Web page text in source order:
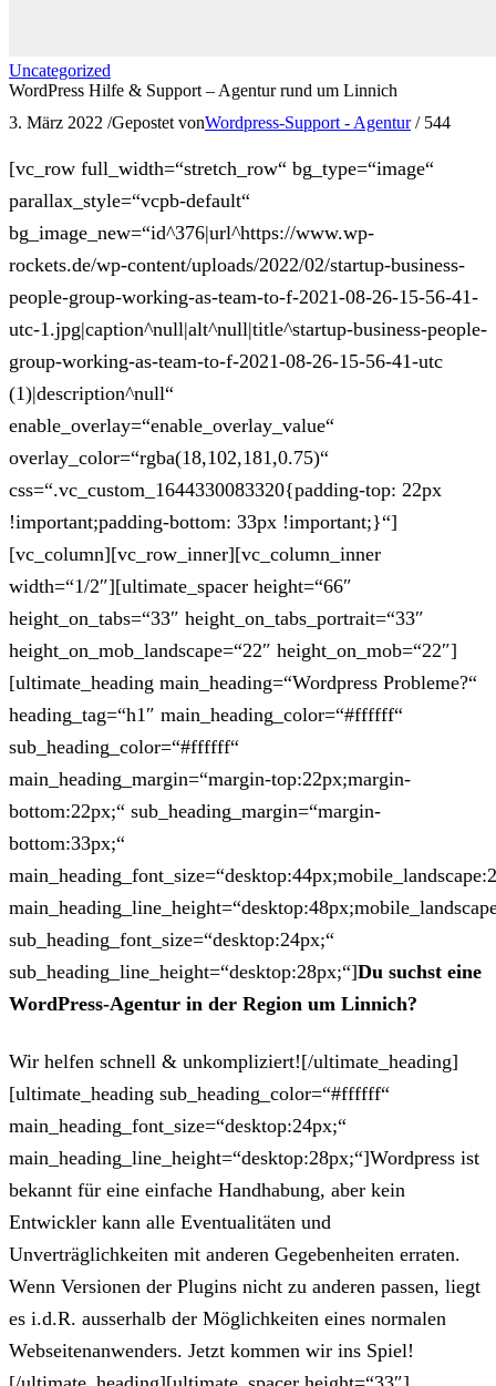
Uncategorized
WordPress Hilfe & Support – Agentur rund um Linnich
3. März 2022 /Gepostet vonWordpress-Support - Agentur / 544
[vc_row full_width=“stretch_row“ bg_type=“image“
parallax_style=“vcpb-default“
bg_image_new=“id^376|url^https://www.wp-
rockets.de/wp-content/uploads/2022/02/startup-business-
people-group-working-as-team-to-f-2021-08-26-15-56-41-
utc-1.jpg|caption^null|alt^null|title^startup-business-people-
group-working-as-team-to-f-2021-08-26-15-56-41-utc
(1)|description^null“
enable_overlay=“enable_overlay_value“
overlay_color=“rgba(18,102,181,0.75)“
css=“.vc_custom_1644330083320{padding-top: 22px
!important;padding-bottom: 33px !important;}“]
[vc_column][vc_row_inner][vc_column_inner
width=“1/2″][ultimate_spacer height=“66″
height_on_tabs=“33″ height_on_tabs_portrait=“33″
height_on_mob_landscape=“22″ height_on_mob=“22″]
[ultimate_heading main_heading=“Wordpress Probleme?“
heading_tag=“h1″ main_heading_color=“#ffffff“
sub_heading_color=“#ffffff“
main_heading_margin=“margin-top:22px;margin-
bottom:22px;“ sub_heading_margin=“margin-
bottom:33px;“
sub_heading_font_size=“desktop:24px;“
sub_heading_line_height=“desktop:28px;“]Du suchst eine
WordPress-Agentur in der Region um Linnich?
Wir helfen schnell & unkompliziert![/ultimate_heading]
[ultimate_heading sub_heading_color=“#ffffff“
main_heading_font_size=“desktop:24px;“
main_heading_line_height=“desktop:28px;“]Wordpress ist
bekannt für eine einfache Handhabung, aber kein
Entwickler kann alle Eventualitäten und
Unverträglichkeiten mit anderen Gegebenheiten erraten.
Wenn Versionen der Plugins nicht zu anderen passen, liegt
es i.d.R. ausserhalb der Möglichkeiten eines normalen
Webseitenanwenders. Jetzt kommen wir ins Spiel!